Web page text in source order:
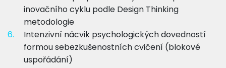
inovačního cyklu podle Design Thinking
metodologie
6.
Intenzivní nácvik psychologických dovedností
formou sebezkušenostních cvičení (blokové
uspořádání)